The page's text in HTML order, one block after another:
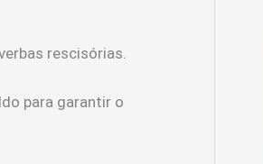
rescisórias.
para garantir o